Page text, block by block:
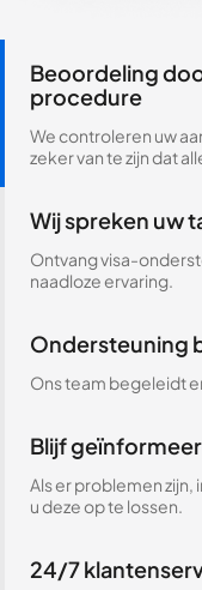
Beoordeling
procedure
We controleren uw
zeker van te zijn dat
Wij spreken uw
Ontvang visa-
naadloze ervaring.
Ondersteuning
Ons team begeleidt
Blijf
Als er problemen
u deze op te lossen.
24/7